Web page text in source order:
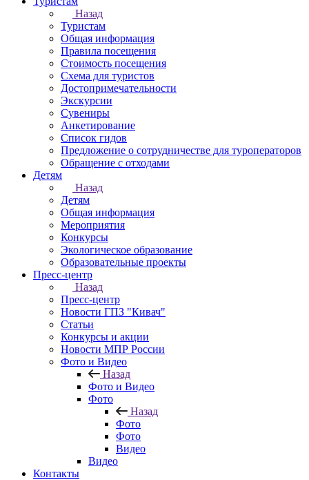
Назад
Туристам
Общая информация
Правила посещения
Стоимость посещения
Схема для туристов
Достопримечательности
Экскурсии
Сувениры
Анкетирование
Список гидов
Предложение о сотрудничестве для туроператоров
Обращение с отходами
Детям
Назад
Детям
Общая информация
Мероприятия
Конкурсы
Экологическое образование
Образовательные проекты
Пресс-центр
Назад
Пресс-центр
Новости ГПЗ "Кивач"
Статьи
Конкурсы и акции
Новости МПР России
Фото и Видео
Назад
Фото и Видео
Фото
Назад
Фото
Фото
Видео
Видео
Контакты